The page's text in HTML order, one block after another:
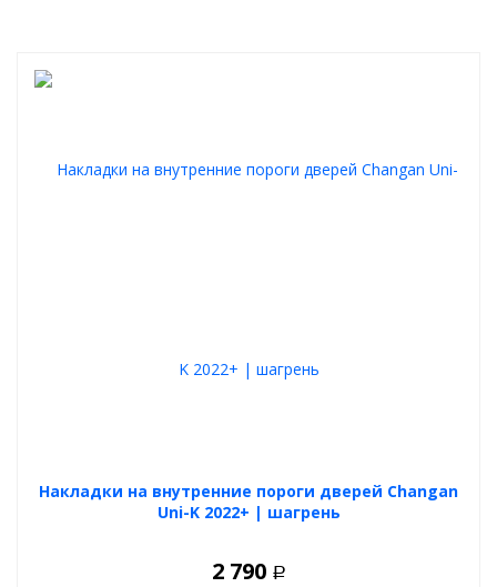
Накладки на внутренние пороги дверей Changan
Uni-K 2022+ | шагрень
2 790 Р